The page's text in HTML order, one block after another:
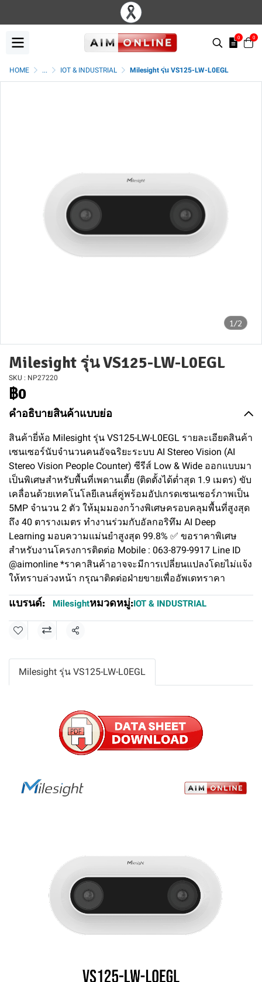
0 0
HOME ... IOT & INDUSTRIAL Milesight รุ่น VS125-LW-L0EGL
1/2
Milesight รุ่น VS125-LW-L0EGL
SKU : NP27220
฿0
คำอธิบายสินค้าแบบย่อ
สินค้ายี่ห้อ Milesight รุ่น VS125-LW-L0EGL รายละเอียดสินค้า
เซนเซอร์นับจำนวนคนอัจฉริยะระบบ AI Stereo Vision (AI
Stereo Vision People Counter) ซีรีส์ Low & Wide ออกแบบมา
เป็นพิเศษสำหรับพื้นที่เพดานเตี้ย (ติดตั้งได้ต่ำสุด 1.9 เมตร) ขับ
เคลื่อนด้วยเทคโนโลยีเลนส์คู่พร้อมอัปเกรดเซนเซอร์ภาพเป็น
5MP จำนวน 2 ตัว ให้มุมมองกว้างพิเศษครอบคลุมพื้นที่สูงสุด
ถึง 40 ตารางเมตร ทำงานร่วมกับอัลกอริทึม AI Deep
Learning มอบความแม่นยำสูงสุด 99.8% ✅ ขอราคาพิเศษ
สำหรับงานโครงการติดต่อ Mobile : 063-879-9917 Line ID
@aimonline *ราคาสินค้าอาจจะมีการเปลี่ยนแปลงโดยไม่แจ้ง
ให้ทราบล่วงหน้า กรุณาติดต่อฝ่ายขายเพื่ออัพเดทราคา
แบรนด์: Milesightหมวดหมู่:IOT & INDUSTRIAL
แชร์
Milesight รุ่น VS125-LW-L0EGL